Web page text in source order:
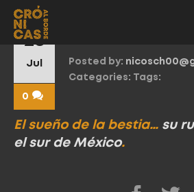
Posted by:
Categories: Tags:
28
Jul
0
El sueño de la bestia… su
el sur de México.